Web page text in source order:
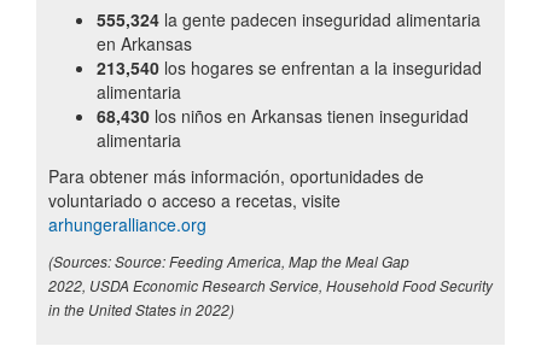
555,324 la gente padecen inseguridad alimentaria
en Arkansas
213,540 los hogares se enfrentan a la inseguridad
alimentaria
68,430 los niños en Arkansas tienen inseguridad
alimentaria
Para obtener más información, oportunidades de
voluntariado o acceso a recetas, visite
arhungeralliance.org
(Sources: Source: Feeding America, Map the Meal Gap
2022, USDA Economic Research Service, Household Food Security
in the United States in 2022)